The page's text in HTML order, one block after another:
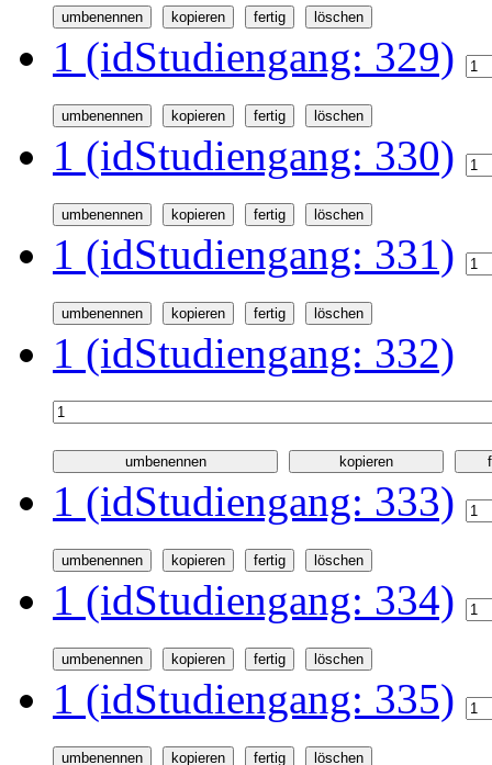
1 (idStudiengang: 329)
1 (idStudiengang: 330)
1 (idStudiengang: 331)
1 (idStudiengang: 332)
1 (idStudiengang: 333)
1 (idStudiengang: 334)
1 (idStudiengang: 335)